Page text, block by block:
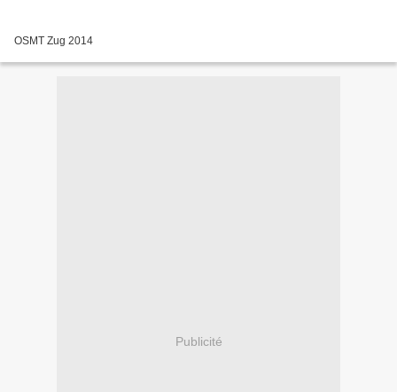
OSMT Zug 2014
Publicité